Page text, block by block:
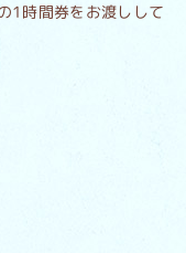
1時間券をお渡しして